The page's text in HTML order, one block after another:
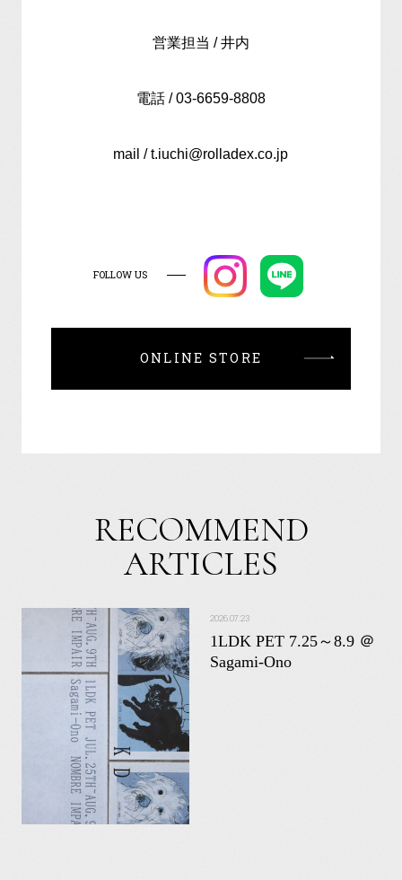
営業担当 / 井内
電話 / 03-6659-8808
mail / t.iuchi@rolladex.co.jp
FOLLOW US
ONLINE STORE
RECOMMEND
ARTICLES
2026.07.23
1LDK PET 7.25～8.9 ＠
Sagami-Ono